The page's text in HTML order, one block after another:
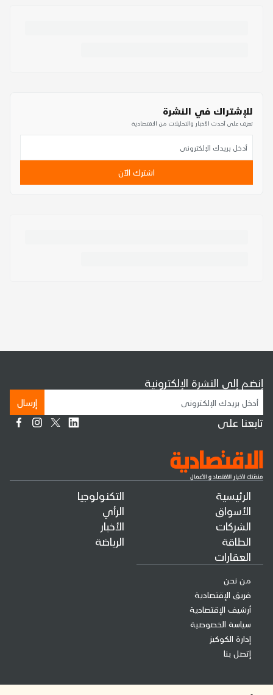
للإشتراك في النشرة
تعرف على أحدث الأخبار والتحليلات من الاقتصادية
اشترك الآن
الرئيسية
الأسواق
الشركات
الطاقة
العقارات
التكنولوجيا
الرأي
الأخبار
الرياضة
من نحن
فريق الإقتصادية
أرشيف الإقتصادية
سياسة الخصوصية
إدارة الكوكيز
إتصل بنا
إنضم إلى النشرة الإلكترونية
إرسال
تابعنا على